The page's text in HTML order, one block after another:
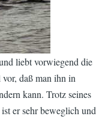
liebt vorwiegend die
daß man ihn in
kann. Trotz seines
er sehr beweglich und